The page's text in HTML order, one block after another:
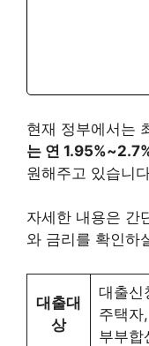
현재 정부에서는
는 연
원해주고 있습니
자세한 내용은 간
와 금리를 확인하
대출대
상
대출신
주택자,
부부합